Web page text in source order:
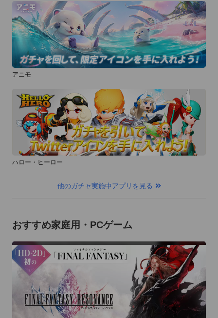
アニモ
ハロー・ヒーロー
他のガチャ実施中アプリを見る
おすすめ家庭用・PCゲーム